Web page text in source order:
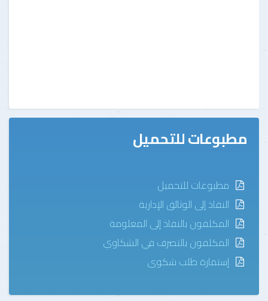
مطبوعات للتحميل
مطبوعات للتحميل
النفاذ إلى الوثائق الإدارية
المكلفون بالنفاذ إلى المعلومة
المكلفون بالتصرف في الشكاوي
إستمارة طلب شكوى